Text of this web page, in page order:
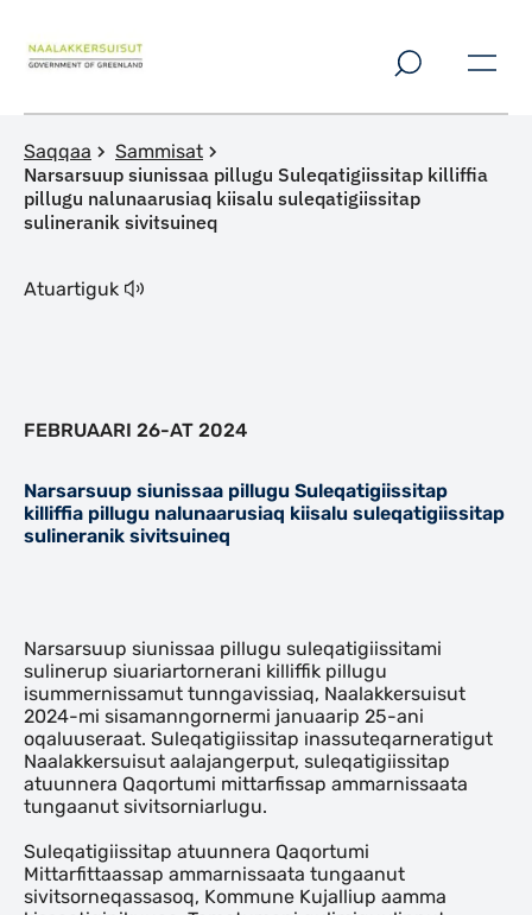
Saqqaa Sammisat
Narsarsuup siunissaa pillugu Suleqatigiissitap killiffia
pillugu nalunaarusiaq kiisalu suleqatigiissitap
sulineranik sivitsuineq
Atuartiguk
FEBRUAARI 26-AT 2024
Narsarsuup siunissaa pillugu Suleqatigiissitap
killiffia pillugu nalunaarusiaq kiisalu suleqatigiissitap
sulineranik sivitsuineq
Indhold
Narsarsuup siunissaa pillugu suleqatigiissitami
sulinerup siuariartornerani killiffik pillugu
isummernissamut tunngavissiaq, Naalakkersuisut
2024-mi sisamanngornermi januaarip 25-ani
oqaluuseraat. Suleqatigiissitap inassuteqarneratigut
Naalakkersuisut aalajangerput, suleqatigiissitap
atuunnera Qaqortumi mittarfissap ammarnissaata
tungaanut sivitsorniarlugu.
Suleqatigiissitap atuunnera Qaqortumi
Mittarfittaassap ammarnissaata tungaanut
sivitsorneqassasoq, Kommune Kujalliup aamma